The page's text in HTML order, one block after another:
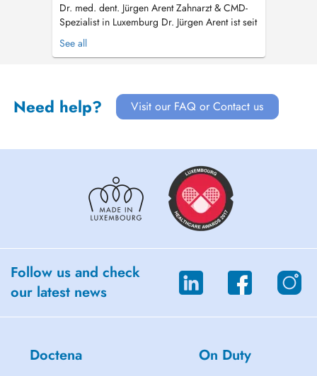
Dr. med. dent. Jürgen Arent Zahnarzt & CMD-
Spezialist in Luxemburg Dr. Jürgen Arent ist seit
Oktober 2021 Mitinhaber der Praxis in
Luxemburg und bringt über 25 Jahre Erfahrung
und insbesondere auf der Beha...
See all
Need help? Visit our FAQ or Contact us
Follow us and check
our latest news
Doctena On Duty